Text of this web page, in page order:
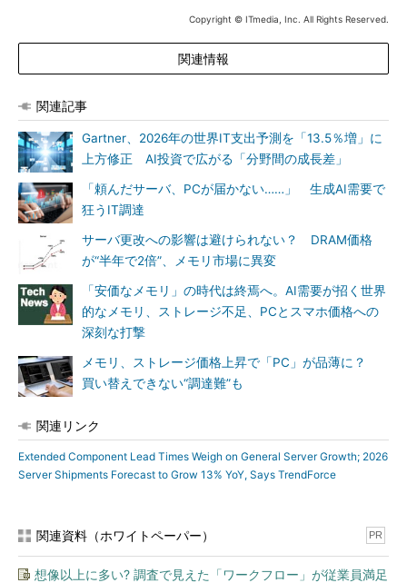
Copyright © ITmedia, Inc. All Rights Reserved.
関連情報
関連記事
Gartner、2026年の世界IT支出予測を「13.5％増」に
上方修正 AI投資で広がる「分野間の成長差」
「頼んだサーバ、PCが届かない……」 生成AI需要で
狂うIT調達
サーバ更改への影響は避けられない？ DRAM価格
が“半年で2倍”、メモリ市場に異変
「安価なメモリ」の時代は終焉へ。AI需要が招く世界
的なメモリ、ストレージ不足、PCとスマホ価格への
深刻な打撃
メモリ、ストレージ価格上昇で「PC」が品薄に？
買い替えできない“調達難”も
関連リンク
Extended Component Lead Times Weigh on General Server Growth; 2026
Server Shipments Forecast to Grow 13% YoY, Says TrendForce
関連資料（ホワイトペーパー） PR
想像以上に多い? 調査で見えた「ワークフロー」が従業員満足